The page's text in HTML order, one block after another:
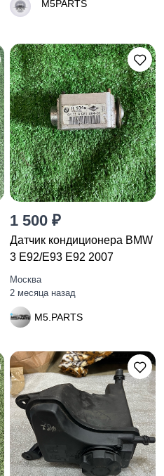
M5PARTS
1 500 ₽
Датчик кондиционера BMW
3 E92/E93 E92 2007
Москва
2 месяца назад
M5.PARTS